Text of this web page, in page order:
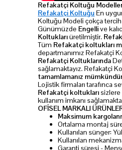
Refakatçi Koltuğu
Refakatçi Koltuğu En
Koltuğu Modeli çokça
Günümüzde Engellive
Koltuklarıüretilmiştir.
Tüm Refakatçi koltukları
departmanımız Refakatçi
Refakatçi Koltuklarında
sağlamaktayız. Refakatçi
tamamlamanız
Lojistik firmaları tarafınca
Refakatçi koltuklarısizlere
kullanım imkanı
OFİSEL MARKALI
Maksimum
Ortalama montaj
Kullanılan sünger:
Kullanılan
Garanti süresi -